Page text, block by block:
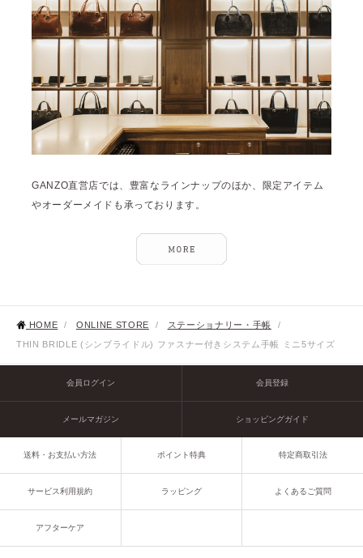
GANZO直営店では、豊富なラインナップのほか、限定アイテム
やオーダーメイドも承っております。
HOME / ONLINE STORE / ステーショナリー・手帳
/
THIN BRIDLE (シンブライドル) ファスナー付きシステム手帳 ミニ5サイズ
会員ログイン 会員登録
メールマガジン ショッピングガイド
送料・お支払い方法 ポイント特典 特定商取引法
サービス利用規約 ラッピング よくあるご質問
アフターケア